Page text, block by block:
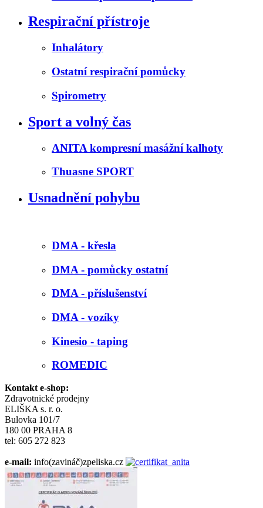
Respirační přístroje
Inhalátory
Ostatní respirační pomůcky
Spirometry
Sport a volný čas
ANITA kompresní masážní kalhoty
Thuasne SPORT
Usnadnění pohybu
DMA - křesla
DMA - pomůcky ostatní
DMA - příslušenství
DMA - vozíky
Kinesio - taping
ROMEDIC
Kontakt e-shop:
Zdravotnické prodejny
ELIŠKA s. r. o.
Bulovka 101/7
180 00 PRAHA 8
tel: 605 272 823
e-mail: info(zavináč)zpeliska.cz